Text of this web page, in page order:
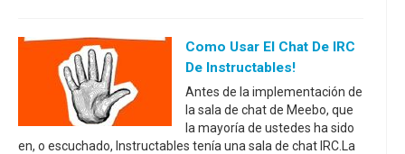
Como Usar El Chat De IRC
De Instructables!
Antes de la implementación de
la sala de chat de Meebo, que
la mayoría de ustedes ha sido
en, o escuchado, Instructables tenía una sala de chat IRC.La